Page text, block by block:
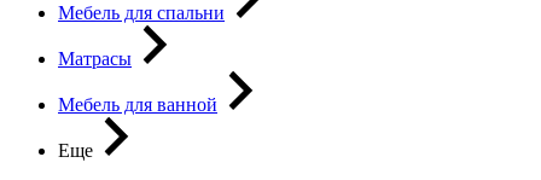
Мебель для спальни
Матрасы
Мебель для ванной
Еще